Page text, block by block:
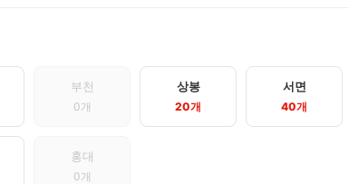
부천
0개
상봉
20개
서면
40개
홍대
0개